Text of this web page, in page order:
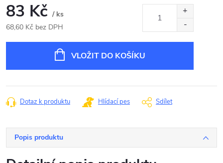
83 Kč / ks
68,60 Kč bez DPH
VLOŽIT DO KOŠÍKU
Dotaz k produktu Hlídací pes Sdílet
Popis produktu